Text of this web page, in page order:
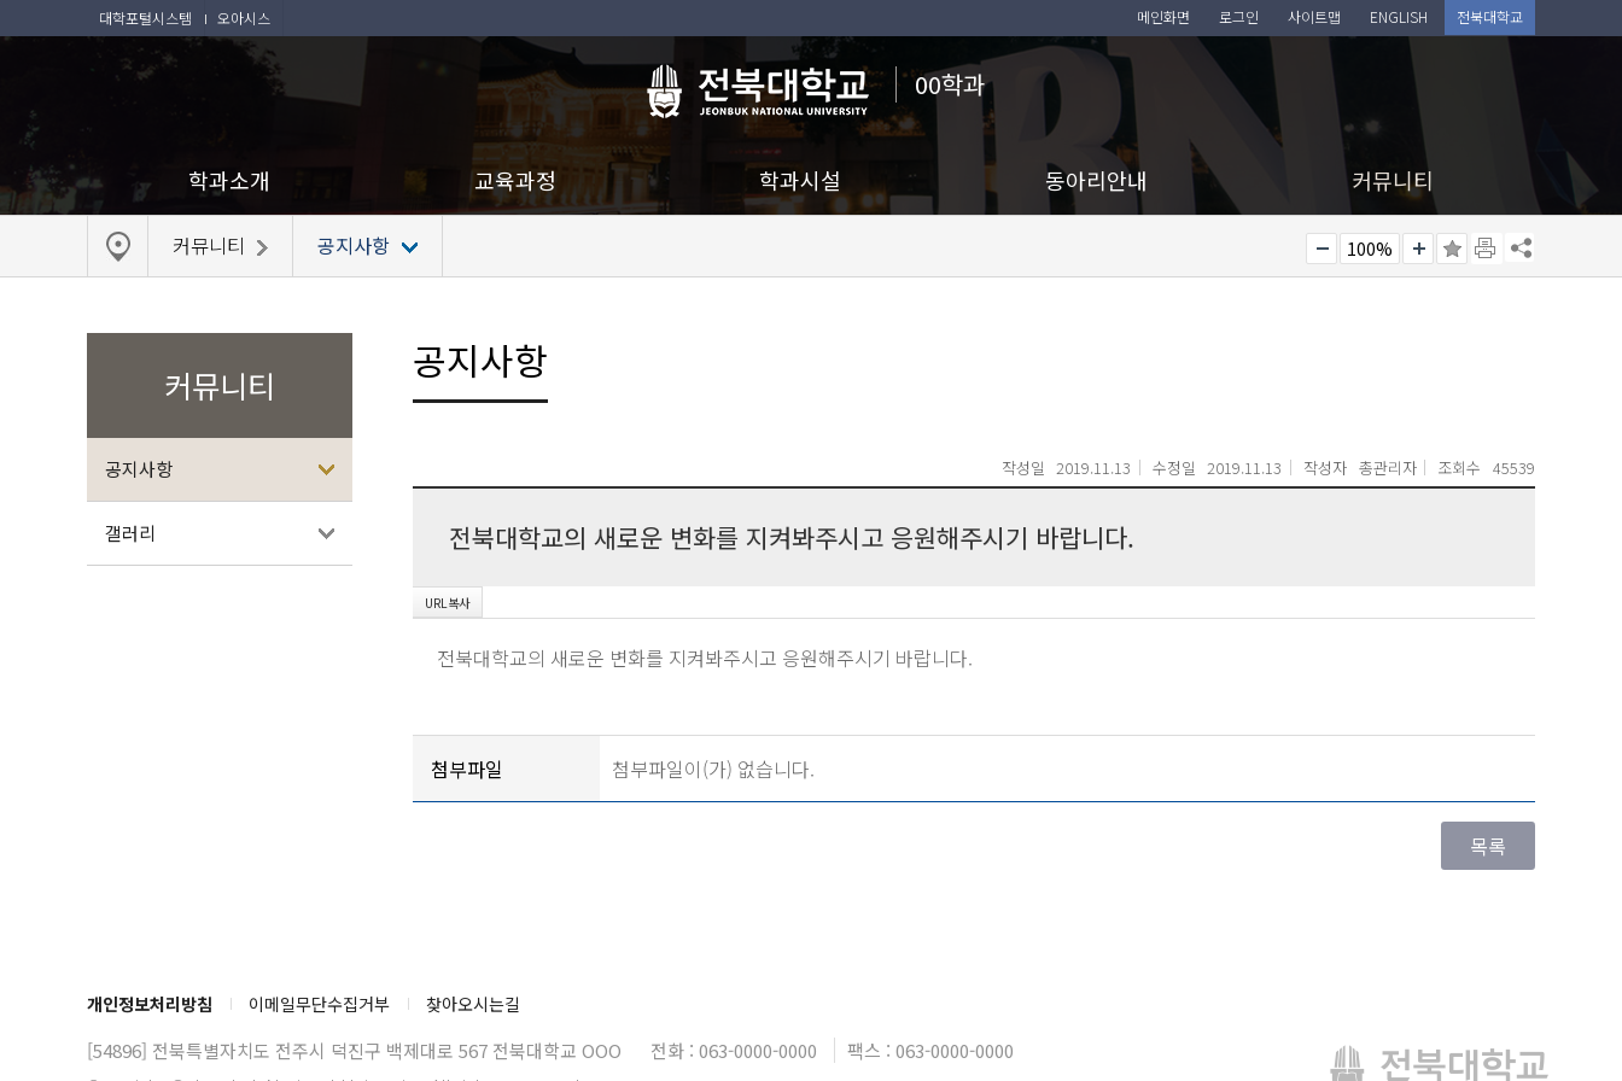
대학포털시스템 오아시스
00학과
메인화면 로그인 사이트맵 ENGLISH 전북대학교
학과소개 교육과정 학과시설 동아리안내 커뮤니티
커뮤니티 공지사항 100%
커뮤니티
공지사항
갤러리
공지사항
작성일 2019.11.13 수정일 2019.11.13 작성자 총관리자 조회수 45539
전북대학교의 새로운 변화를 지켜봐주시고 응원해주시기 바랍니다.
전북대학교의 새로운 변화를 지켜봐주시고 응원해주시기 바랍니다.
첨부파일 첨부파일이(가) 없습니다.
개인정보처리방침 이메일무단수집거부 찾아오시는길
[54896] 전북특별자치도 전주시 덕진구 백제대로 567 전북대학교 OOO 전화 : 063-0000-0000
팩스 : 063-0000-0000